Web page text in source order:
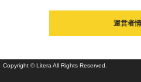
運営者
Copyright © Litera All Rights Reserved.